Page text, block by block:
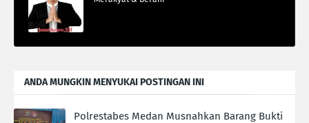
ANDA MUNGKIN MENYUKAI POSTINGAN INI
Polrestabes Medan Musnahkan Barang Bukti